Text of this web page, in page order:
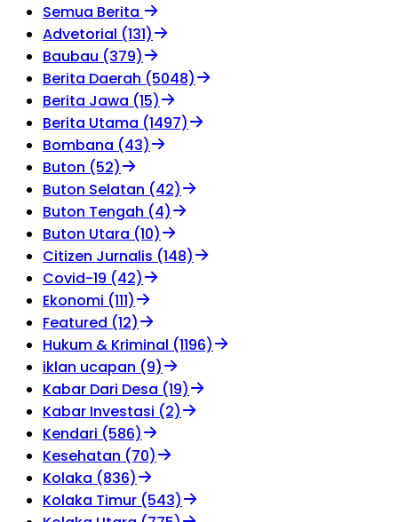
Semua Berita
Advetorial (131)
Baubau (379)
Berita Daerah (5048)
Berita Jawa (15)
Berita Utama (1497)
Bombana (43)
Buton (52)
Buton Selatan (42)
Buton Tengah (4)
Buton Utara (10)
Citizen Jurnalis (148)
Covid-19 (42)
Ekonomi (111)
Featured (12)
Hukum & Kriminal (1196)
iklan ucapan (9)
Kabar Dari Desa (19)
Kabar Investasi (2)
Kendari (586)
Kesehatan (70)
Kolaka (836)
Kolaka Timur (543)